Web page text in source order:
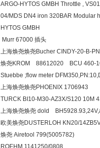
ARGO-HYTOS GMBH Throttle ,
04/MDS DN4 iron 320BAR Modular
HYTOS GMBH
Murr 67000 插头
上海焕尧焕尧Bucher CINDY-20-B-
焕尧KROM 88612020 BCU 460-
Stuebbe ;flow meter
上海焕尧焕尧PHOENIX 1706943
TURCK BI10-M30-AZ3X/S120 10M
上海焕尧焕尧 dold
欧美焕尧DUSTERLOH KN20/
焕尧 Airetool 799(5005782)
ROEHM 1141250/0808